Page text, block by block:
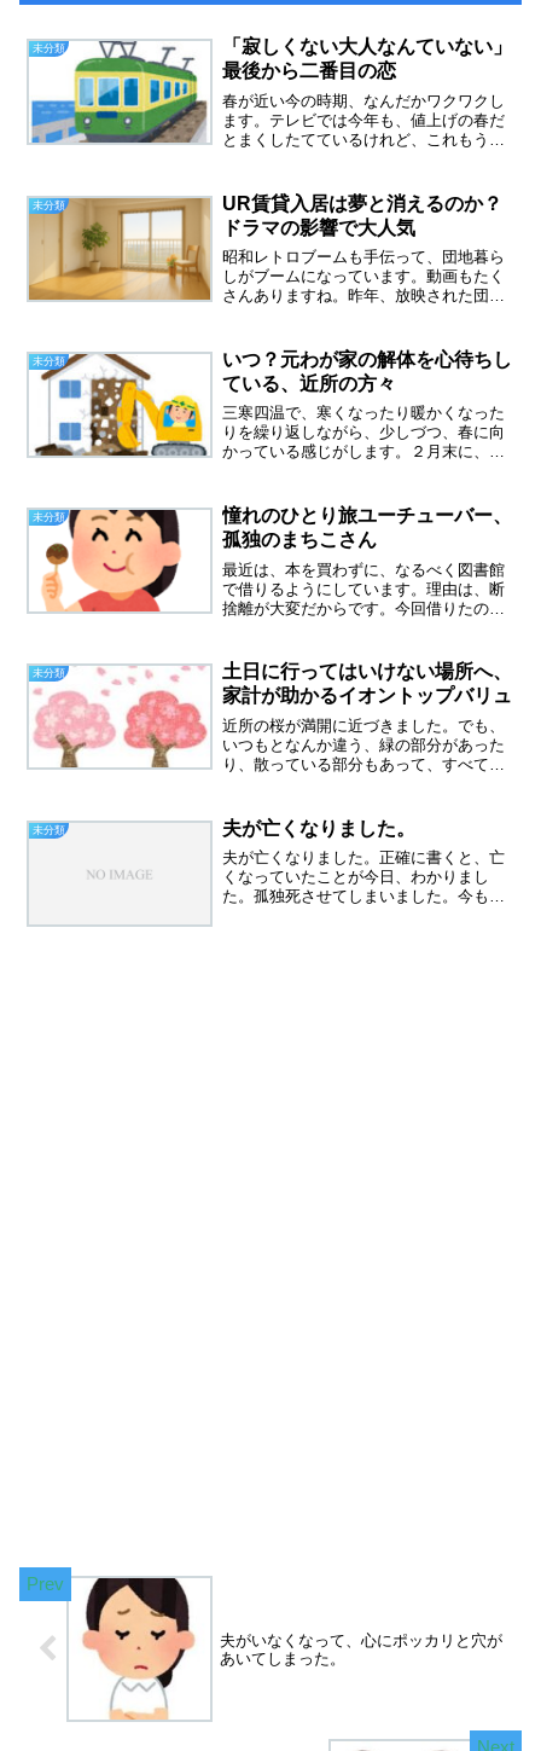
未分類
「寂しくない大人なんていない」
最後から二番目の恋
春が近い今の時期、なんだかワクワクし
ます。テレビでは今年も、値上げの春だ
とまくしたてているけれど、これもう何
てて思いました。寂しくない大人なんて
いない最後から二番目の恋...
未分類
UR賃貸入居は夢と消えるのか？
ドラマの影響で大人気
昭和レトロブームも手伝って、団地暮ら
しがブームになっています。動画もたく
さんありますね。昨年、放映された団地
っています。両ドラマとも、私が住んで
みたかった、東京郊外の...
未分類
いつ？元わが家の解体を心待ちし
ている、近所の方々
三寒四温で、寒くなったり暖かくなった
りを繰り返しながら、少しづつ、春に向
かっている感じがします。２月末に、妹
家の売却の件で、何かとバタバタし、現
実逃避したくなります。次...
未分類
憧れのひとり旅ユーチューバー、
孤独のまちこさん
最近は、本を買わずに、なるべく図書館
で借りるようにしています。理由は、断
捨離が大変だからです。今回借りたの
せんか？小さな恋の物語、よく読んでい
たのは高校時代？それよりも...
未分類
土日に行ってはいけない場所へ、
家計が助かるイオントップバリュ
近所の桜が満開に近づきました。でも、
いつもとなんか違う、緑の部分があった
り、散っている部分もあって、すべてが
かもですね土日に行ってはいけない場所
へ体内時計のせいで、休み...
未分類 夫が亡くなりました。
夫が亡くなりました。正確に書くと、亡
くなっていたことが今日、わかりまし
た。孤独死させてしまいました。今も震
夫がいなくなって、心にポッカリと穴が
あいてしまった。